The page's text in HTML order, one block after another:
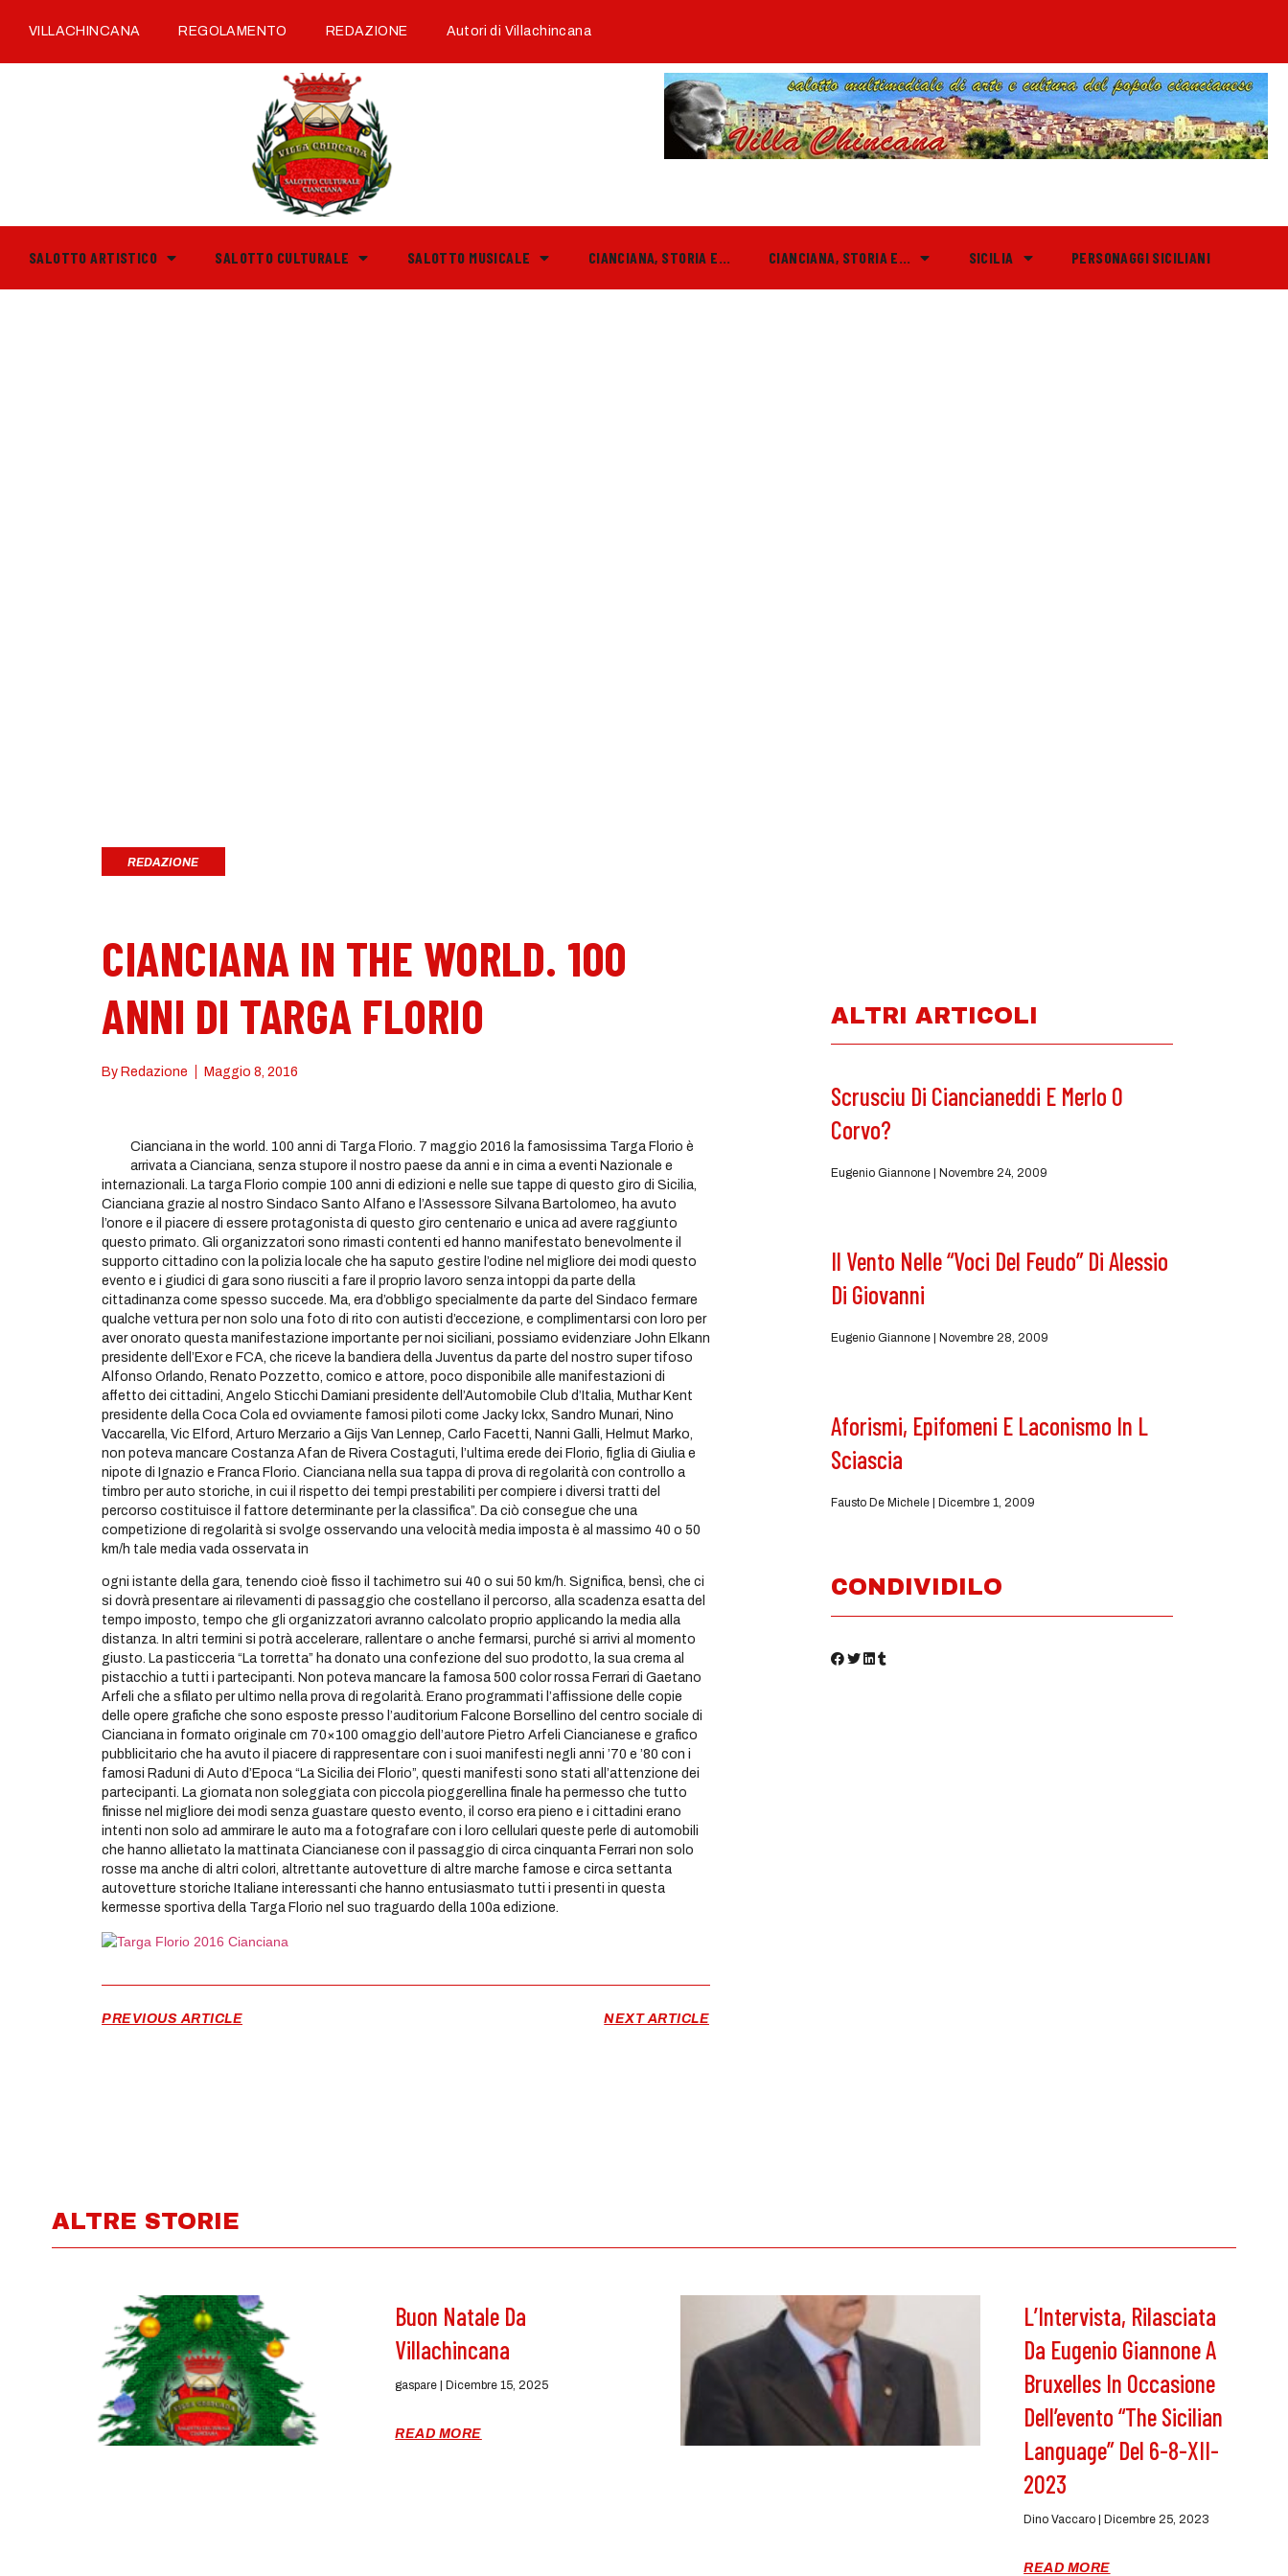
VILLACHINCANA REGOLAMENTO REDAZIONE Autori di Villachincana
SALOTTO ARTISTICO SALOTTO CULTURALE SALOTTO MUSICALE CIANCIANA, STORIA E… CIANCIANA, STORIA E… SICILIA PERSONAGGI SICILIANI
REDAZIONE
CIANCIANA IN THE WORLD. 100
ANNI DI TARGA FLORIO
By Redazione Maggio 8, 2016
Cianciana in the world. 100 anni di Targa Florio. 7 maggio 2016 la famosissima Targa Florio è
arrivata a Cianciana, senza stupore il nostro paese da anni e in cima a eventi Nazionale e
internazionali. La targa Florio compie 100 anni di edizioni e nelle sue tappe di questo giro di Sicilia,
Cianciana grazie al nostro Sindaco Santo Alfano e l’Assessore Silvana Bartolomeo, ha avuto
l’onore e il piacere di essere protagonista di questo giro centenario e unica ad avere raggiunto
questo primato. Gli organizzatori sono rimasti contenti ed hanno manifestato benevolmente il
supporto cittadino con la polizia locale che ha saputo gestire l’odine nel migliore dei modi questo
evento e i giudici di gara sono riusciti a fare il proprio lavoro senza intoppi da parte della
cittadinanza come spesso succede. Ma, era d’obbligo specialmente da parte del Sindaco fermare
qualche vettura per non solo una foto di rito con autisti d’eccezione, e complimentarsi con loro per
aver onorato questa manifestazione importante per noi siciliani, possiamo evidenziare John Elkann
presidente dell’Exor e FCA, che riceve la bandiera della Juventus da parte del nostro super tifoso
Alfonso Orlando, Renato Pozzetto, comico e attore, poco disponibile alle manifestazioni di
affetto dei cittadini, Angelo Sticchi Damiani presidente dell’Automobile Club d’Italia, Muthar Kent
presidente della Coca Cola ed ovviamente famosi piloti come Jacky Ickx, Sandro Munari, Nino
Vaccarella, Vic Elford, Arturo Merzario a Gijs Van Lennep, Carlo Facetti, Nanni Galli, Helmut Marko,
non poteva mancare Costanza Afan de Rivera Costaguti, l’ultima erede dei Florio, figlia di Giulia e
nipote di Ignazio e Franca Florio. Cianciana nella sua tappa di prova di regolarità con controllo a
timbro per auto storiche, in cui il rispetto dei tempi prestabiliti per compiere i diversi tratti del
percorso costituisce il fattore determinante per la classifica”. Da ciò consegue che una
competizione di regolarità si svolge osservando una velocità media imposta è al massimo 40 o 50
km/h tale media vada osservata in
ogni istante della gara, tenendo cioè fisso il tachimetro sui 40 o sui 50 km/h. Significa, bensì, che ci
si dovrà presentare ai rilevamenti di passaggio che costellano il percorso, alla scadenza esatta del
tempo imposto, tempo che gli organizzatori avranno calcolato proprio applicando la media alla
distanza. In altri termini si potrà accelerare, rallentare o anche fermarsi, purché si arrivi al momento
giusto. La pasticceria “La torretta” ha donato una confezione del suo prodotto, la sua crema al
pistacchio a tutti i partecipanti. Non poteva mancare la famosa 500 color rossa Ferrari di Gaetano
Arfeli che a sfilato per ultimo nella prova di regolarità. Erano programmati l’affissione delle copie
delle opere grafiche che sono esposte presso l’auditorium Falcone Borsellino del centro sociale di
Cianciana in formato originale cm 70×100 omaggio dell’autore Pietro Arfeli Ciancianese e grafico
pubblicitario che ha avuto il piacere di rappresentare con i suoi manifesti negli anni ’70 e ’80 con i
famosi Raduni di Auto d’Epoca “La Sicilia dei Florio”, questi manifesti sono stati all’attenzione dei
partecipanti. La giornata non soleggiata con piccola pioggerellina finale ha permesso che tutto
finisse nel migliore dei modi senza guastare questo evento, il corso era pieno e i cittadini erano
intenti non solo ad ammirare le auto ma a fotografare con i loro cellulari queste perle di automobili
che hanno allietato la mattinata Ciancianese con il passaggio di circa cinquanta Ferrari non solo
rosse ma anche di altri colori, altrettante autovetture di altre marche famose e circa settanta
autovetture storiche Italiane interessanti che hanno entusiasmato tutti i presenti in questa
kermesse sportiva della Targa Florio nel suo traguardo della 100a edizione.
PREVIOUS ARTICLE NEXT ARTICLE
ALTRI ARTICOLI
Scrusciu Di Ciancianeddi E Merlo O
Corvo?
Eugenio Giannone Novembre 24, 2009
Il Vento Nelle “Voci Del Feudo” Di Alessio
Di Giovanni
Eugenio Giannone Novembre 28, 2009
Aforismi, Epifomeni E Laconismo In L
Sciascia
Fausto De Michele Dicembre 1, 2009
CONDIVIDILO
ALTRE STORIE
Buon Natale Da
Villachincana
gaspare Dicembre 15, 2025
READ MORE
L’Intervista, Rilasciata
Da Eugenio Giannone A
Bruxelles In Occasione
Dell’evento “The Sicilian
Language” Del 6-8-XII-
2023
Dino Vaccaro Dicembre 25, 2023
READ MORE